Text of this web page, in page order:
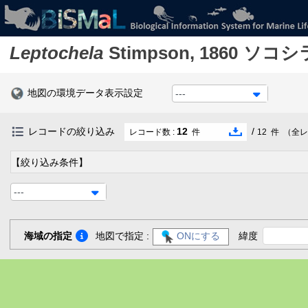
Leptochela Stimpson, 1860 ソコシ
地図の環境データ表示設定 ---
レコードの絞り込み レコード数 : 12 件 / 12 件 （全
【絞り込み条件】
---
海域の指定 地図で指定 : ONにする 緯度